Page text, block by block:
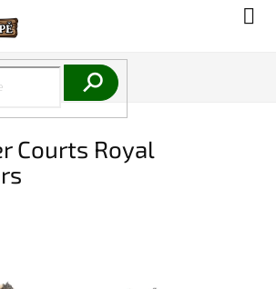
Courts Royal